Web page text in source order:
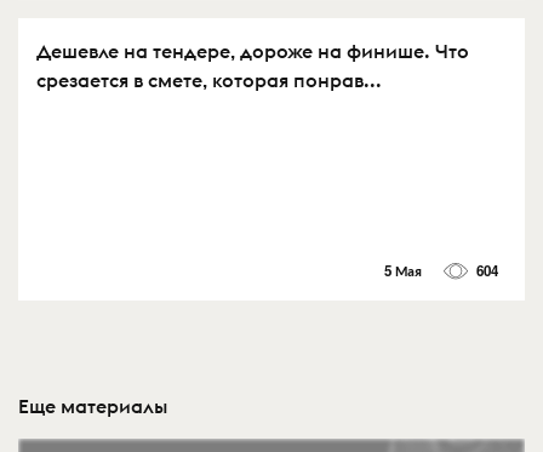
Дешевле на тендере, дороже на финише. Что
срезается в смете, которая понрав...
5 Мая 604
Еще материалы